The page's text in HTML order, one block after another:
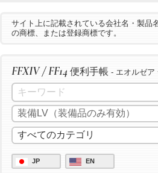
サイト上に記載されている会社名・製品
の商標、または登録商標です。
FFXIV / FF14 便利手帳 - エオルゼア
JP EN